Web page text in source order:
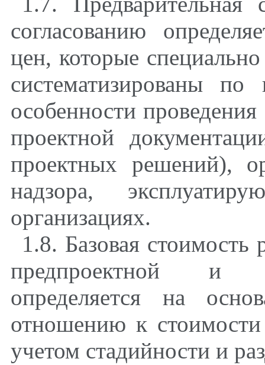
согласованию
цен, которые
систематизированы по
особенности
проектной
проектных решений),
надзора,
организациях.
1.8. Базовая стоимость
предпроектной и
определяется на
отношению к
учетом стадийности и